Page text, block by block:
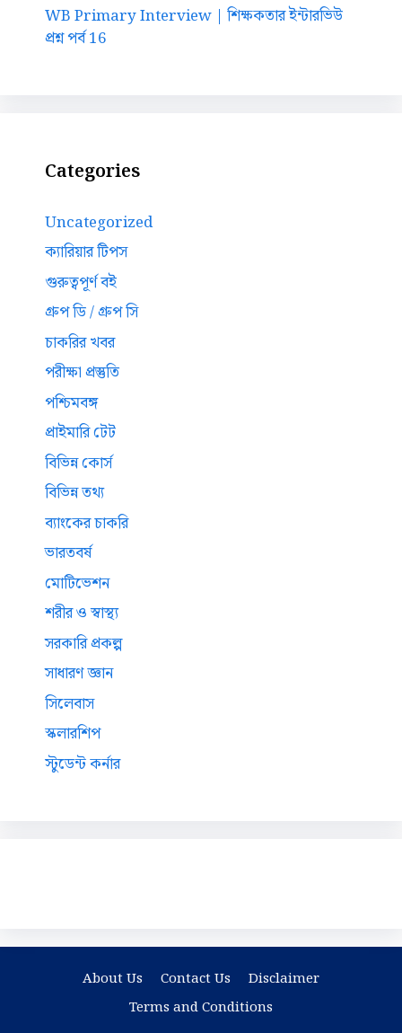
WB Primary Interview | শিক্ষকতার ইন্টারভিউ
প্রশ্ন পর্ব 16
Categories
Uncategorized
ক্যারিয়ার টিপস
গুরুত্বপূর্ণ বই
গ্রুপ ডি / গ্রুপ সি
চাকরির খবর
পরীক্ষা প্রস্তুতি
পশ্চিমবঙ্গ
প্রাইমারি টেট
বিভিন্ন কোর্স
বিভিন্ন তথ্য
ব্যাংকের চাকরি
ভারতবর্ষ
মোটিভেশন
শরীর ও স্বাস্থ্য
সরকারি প্রকল্প
সাধারণ জ্ঞান
সিলেবাস
স্কলারশিপ
স্টুডেন্ট কর্নার
About Us Contact Us
Disclaimer
Terms and Conditions